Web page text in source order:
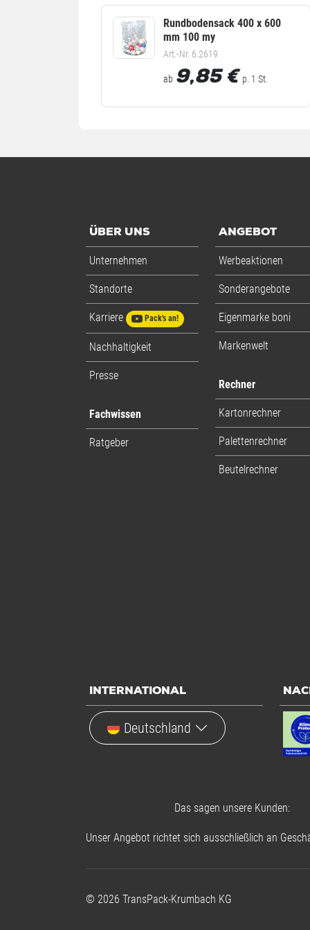
Rundbodensack 400 x 600
mm 100 my
Art.-Nr. 6.2619
ab 9,85 € p. 1 St.
ÜBER UNS
Unternehmen
Standorte
Karriere Pack's an!
Nachhaltigkeit
Presse
Fachwissen
Ratgeber
ANGEBOT
Werbeaktionen
Sonderangebote
Eigenmarke boni
Markenwelt
Rechner
Kartonrechner
Palettenrechner
Beutelrechner
INTERNATIONAL
Deutschland
Das sagen unsere Kunden:
Unser Angebot richtet sich ausschließlich an
© 2026 TransPack-Krumbach KG